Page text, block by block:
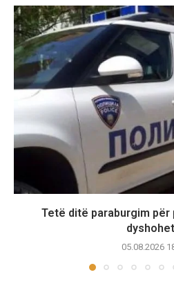
Tetë ditë paraburgim për
05.08.2026